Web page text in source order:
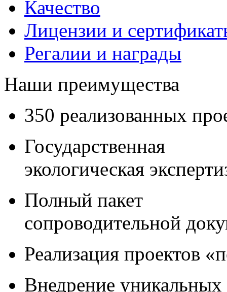
Качество
Лицензии и
Регалии и награды
Наши преимущества
350 реализованных
Государственная
экологическая
Полный пакет
сопроводительной
Реализация проектов
Внедрение уникальных